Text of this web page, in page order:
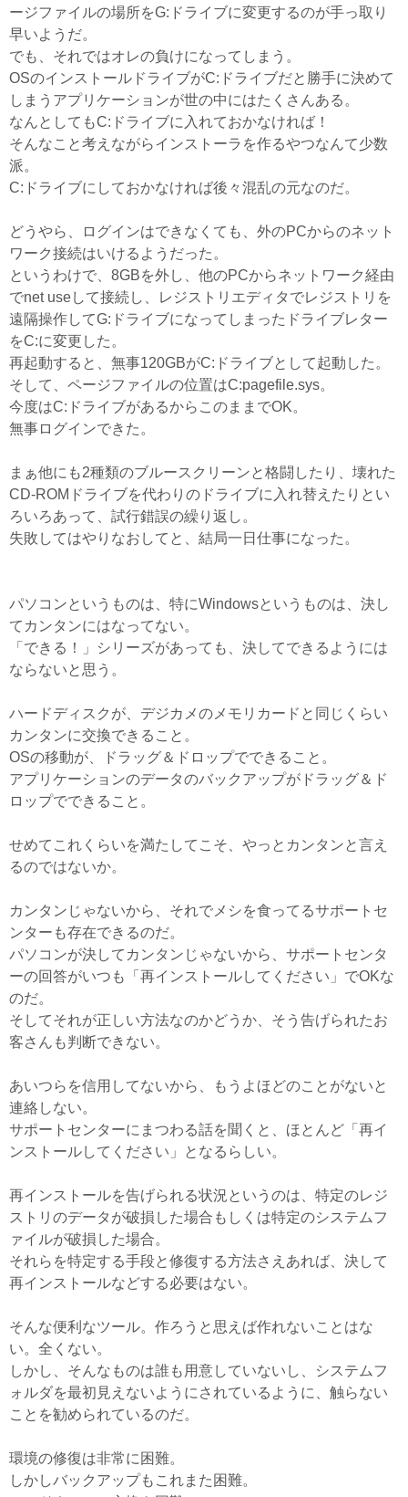
ージファイルの場所をG:ドライブに変更するのが手っ取り
早いようだ。
でも、それではオレの負けになってしまう。
OSのインストールドライブがC:ドライブだと勝手に決めて
しまうアプリケーションが世の中にはたくさんある。
なんとしてもC:ドライブに入れておかなければ！
そんなこと考えながらインストーラを作るやつなんて少数
派。
C:ドライブにしておかなければ後々混乱の元なのだ。
どうやら、ログインはできなくても、外のPCからのネット
ワーク接続はいけるようだった。
というわけで、8GBを外し、他のPCからネットワーク経由
でnet useして接続し、レジストリエディタでレジストリを
遠隔操作してG:ドライブになってしまったドライブレター
をC:に変更した。
再起動すると、無事120GBがC:ドライブとして起動した。
そして、ページファイルの位置はC:pagefile.sys。
今度はC:ドライブがあるからこのままでOK。
無事ログインできた。
まぁ他にも2種類のブルースクリーンと格闘したり、壊れた
CD-ROMドライブを代わりのドライブに入れ替えたりとい
ろいろあって、試行錯誤の繰り返し。
失敗してはやりなおしてと、結局一日仕事になった。
パソコンというものは、特にWindowsというものは、決し
てカンタンにはなってない。
「できる！」シリーズがあっても、決してできるようには
ならないと思う。
ハードディスクが、デジカメのメモリカードと同じくらい
カンタンに交換できること。
OSの移動が、ドラッグ＆ドロップでできること。
アプリケーションのデータのバックアップがドラッグ＆ド
ロップでできること。
せめてこれくらいを満たしてこそ、やっとカンタンと言え
るのではないか。
カンタンじゃないから、それでメシを食ってるサポートセ
ンターも存在できるのだ。
パソコンが決してカンタンじゃないから、サポートセンタ
ーの回答がいつも「再インストールしてください」でOKな
のだ。
そしてそれが正しい方法なのかどうか、そう告げられたお
客さんも判断できない。
あいつらを信用してないから、もうよほどのことがないと
連絡しない。
サポートセンターにまつわる話を聞くと、ほとんど「再イ
ンストールしてください」となるらしい。
再インストールを告げられる状況というのは、特定のレジ
ストリのデータが破損した場合もしくは特定のシステムフ
ァイルが破損した場合。
それらを特定する手段と修復する方法さえあれば、決して
再インストールなどする必要はない。
そんな便利なツール。作ろうと思えば作れないことはな
い。全くない。
しかし、そんなものは誰も用意していないし、システムフ
ォルダを最初見えないようにされているように、触らない
ことを勧められているのだ。
環境の修復は非常に困難。
しかしバックアップもこれまた困難。